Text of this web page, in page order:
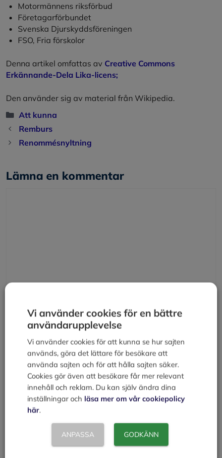
Motormännens riksförbud
Företagarförbundet
Svenska Djurskyddsföreningen
FSO, Fria förskolor
Denna artikel omfattas av Creative Commons
Erkännande-Dela Lika-licens;
Den använder sig av material från Wikipedia.
Kategorier
Att kunna
Remburs
Renommésnyltning
Lämna en kommentar
Webbplats
Spara mitt namn, min e-postadress och webbplats i
denna webbläsare till nästa gång jag skriver en
kommentar.
Vi använder cookies för en bättre
användarupplevelse
Vi använder cookies för att kunna se hur sajten
används, göra det lättare för besökare att
använda sajten och för att hålla sajten säker.
Cookies gör även att besökare får mer relevant
innehåll och reklam. Du kan själv ändra dina
inställningar och läsa mer om vår cookiepolicy
här.
ANPASSA GODKÄNN